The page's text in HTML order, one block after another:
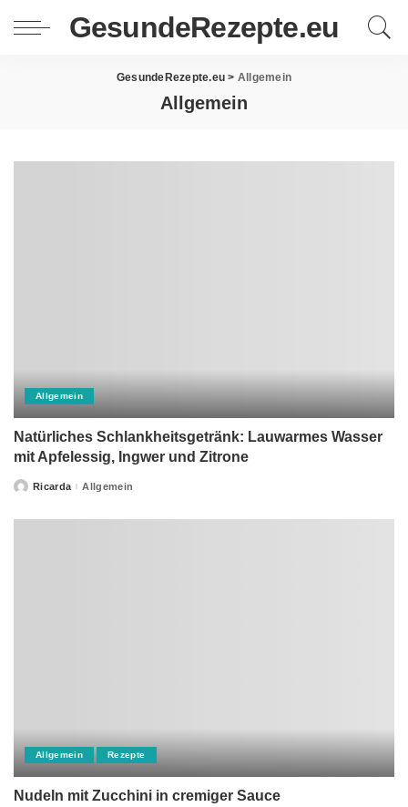
GesundeRezepte.eu
GesundeRezepte.eu > Allgemein
Allgemein
Allgemein
Natürliches Schlankheitsgetränk: Lauwarmes Wasser
mit Apfelessig, Ingwer und Zitrone
PostedRicarda Allgemein
Allgemein Rezepte
Nudeln mit Zucchini in cremiger Sauce